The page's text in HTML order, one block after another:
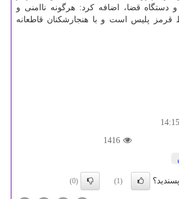
قضا، اضافه کرد: هرگونه ناامنی و
قرمز پلیس است و با هنجارشکنان قاطعانه
1416
(1)
(0)